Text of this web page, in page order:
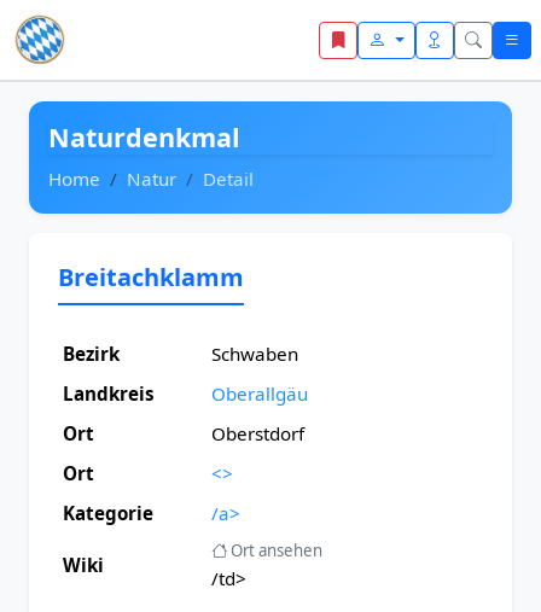
Zum Inhalt springen
Naturdenkmal
Home Natur Detail
Breitachklamm
Bezirk
Schwaben
Landkreis
Oberallgäu
Ort
Oberstdorf
Ort
<>
Kategorie
/a>
Wiki
Ort ansehen
/td>